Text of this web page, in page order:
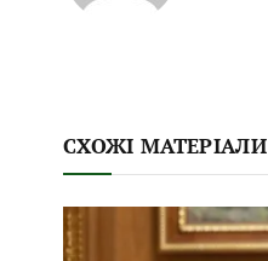
СХОЖІ МАТЕРІАЛИ